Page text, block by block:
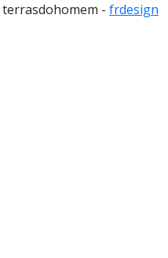
terrasdohomem - frdesign